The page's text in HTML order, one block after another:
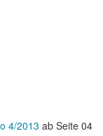
4/2013 ab Seite 04